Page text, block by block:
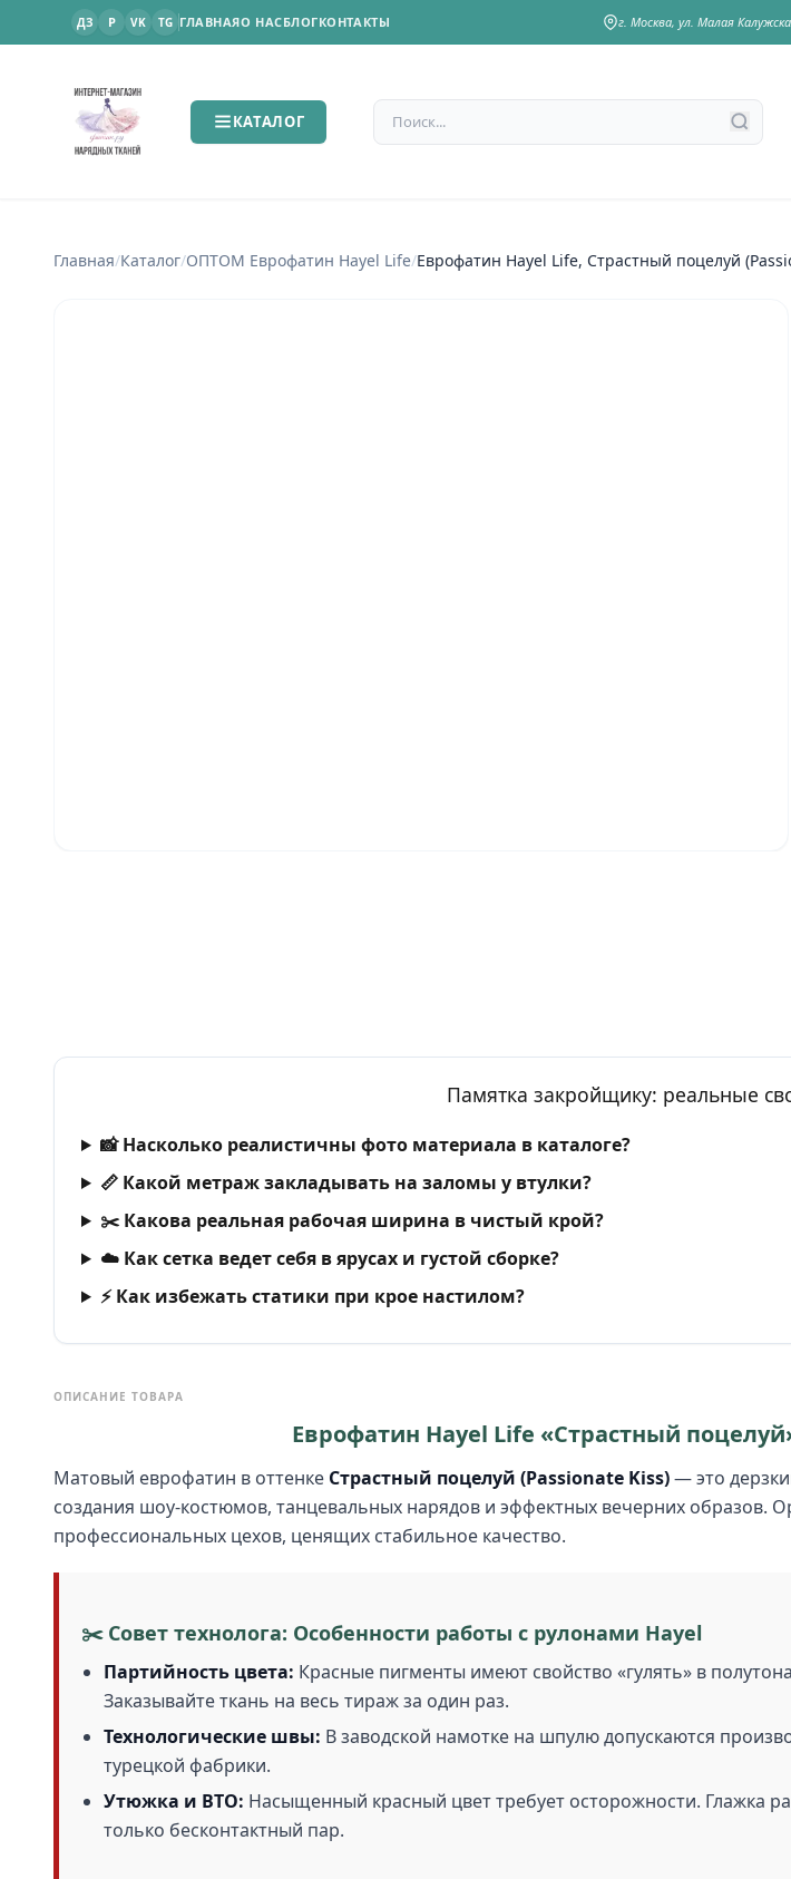
ДЗ P VK TG ГЛАВНАЯО НАСБЛОГКОНТАКТЫ г. Москва, ул. Малая
КАТАЛОГ Поиск по сайту
Главная/Каталог/OПТОМ Еврофатин Hayel Life/Еврофатин Hayel Life, Страстный поцелуй
Памятка закройщику: реальные
📸 Насколько реалистичны фото материала в каталоге?
📏 Какой метраж закладывать на заломы у втулки?
✂️ Какова реальная рабочая ширина в чистый крой?
☁️ Как сетка ведет себя в ярусах и густой сборке?
⚡ Как избежать статики при крое настилом?
ОПИСАНИЕ ТОВАРА
Еврофатин Hayel Life «Страстный
Матовый еврофатин в оттенке Страстный поцелуй (Passionate Kiss)— это
создания шоу-костюмов, танцевальных нарядов и эффектных вечерних образов.
профессиональных цехов, ценящих стабильное качество.
✂️ Совет технолога: Особенности работы с рулонами Hayel
Партийность цвета: Красные пигменты имеют свойство «гулять» в
Заказывайте ткань на весь тираж за один раз.
Технологические швы: В заводской намотке на шпулю допускаются
турецкой фабрики.
Утюжка и ВТО: Насыщенный красный цвет требует осторожности. Глажка
только бесконтактный пар.